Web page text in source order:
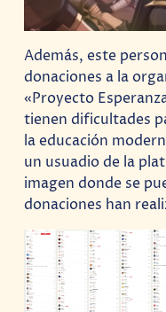
Además, este
donaciones a la
«Proyecto
tienen dificultades
la educación
un usuadio de la
imagen donde se
donaciones han